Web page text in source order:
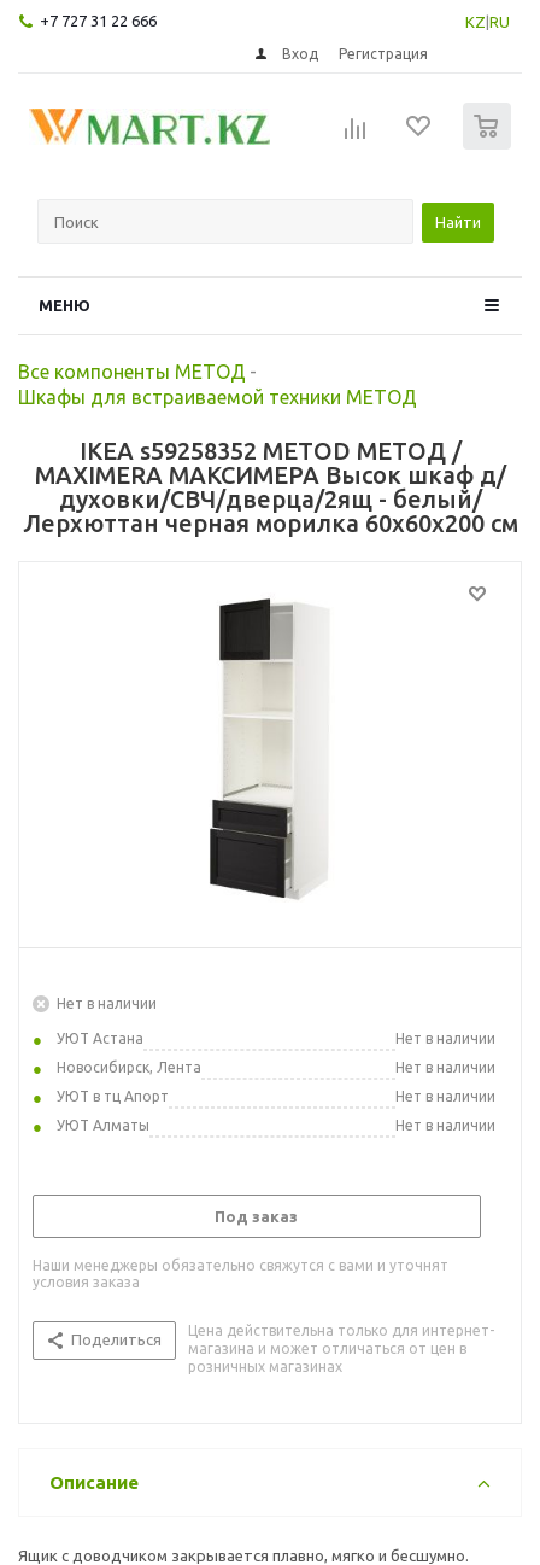
+7 727 31 22 666 KZ RU
Вход Регистрация
Найти
МЕНЮ
Все компоненты МЕТОД -
Шкафы для встраиваемой техники МЕТОД
IKEA s59258352 METOD МЕТОД /
MAXIMERA МАКСИМЕРА Высок шкаф д/
духовки/СВЧ/дверца/2ящ - белый/
Лерхюттан черная морилка 60x60x200 см
Нет в наличии
УЮТ Астана
Нет в наличии
Новосибирск, Лента
Нет в наличии
УЮТ в тц Апорт
Нет в наличии
УЮТ Алматы
Нет в наличии
Под заказ
Наши менеджеры обязательно свяжутся с вами и уточнят
условия заказа
Поделиться
Цена действительна только для интернет-
магазина и может отличаться от цен в
розничных магазинах
Описание
Ящик с доводчиком закрывается плавно, мягко и бесшумно.